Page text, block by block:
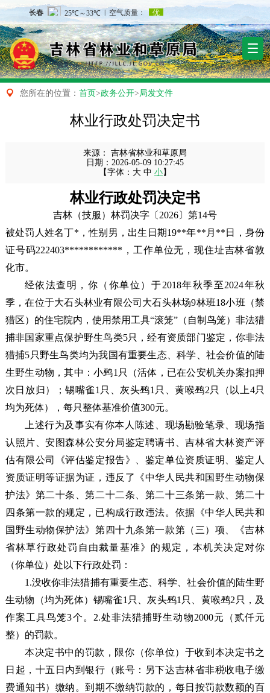
 您所在的位置： 首页>政务公开> 局发文件
林业行政处罚决定书
来源：
吉林省林业和草原局
日期： 2026-05-09 10:27:45
【字体： 大 中 小】
林业行政处罚决定书
吉林（技服）林罚决字〔2026〕第14号
被处罚人姓名丁*，性别男，出生日期19**年**月**日，身份
证号码222403************，工作单位无，现住址吉林省敦
化市。
经依法查明，你（你单位）于2018年秋季至2024年秋
季，在位于大石头林业有限公司大石头林场9林班18小班（禁
猎区）的住宅院内，使用禁用工具“滚笼”（自制鸟笼）非法猎
捕非国家重点保护野生鸟类5只，经有资质部门鉴定，你非法
猎捕5只野生鸟类均为我国有重要生态、科学、社会价值的陆
生野生动物，其中：小鹀1只（活体，已在公安机关办案扣押
次日放归）；锡嘴雀1只、灰头鹀1只、黄喉鹀2只（以上4只
均为死体），每只整体基准价值300元。
上述行为及事实有你本人陈述、 现场勘验笔录、现场指
认照片、安图森林公安分局鉴定聘请书、吉林省大林资产评
估有限公司《评估鉴定报告》、鉴定单位资质证明、鉴定人
资质证明等证据为证，违反了《中华人民共和国野生动物保
护法》第二十条、第二十二条、第二十三条第一款、第二十
四条第一款的规定，已构成行政违法。依据《中华人民共和
国野生动物保护法》第四十九条第一款第（三）项、《吉林
省林草行政处罚自由裁量基准》的规定，本机关决定对你
（你单位）处以下行政处罚：
1.没收你非法猎捕有重要生态、科学、社会价值的陆生野
生动物（均为死体）锡嘴雀1只、灰头鹀1只、黄喉鹀2只，及
作案工具鸟笼3个。2.处非法猎捕野生动物2000元（贰仟元
整）的罚款。
本决定书中的罚款，限你（你单位）于收到本决定书之
日起，十五日内到银行（账号：另下达吉林省非税收电子缴
费通知书）缴纳。到期不缴纳罚款的，每日按罚款数额的百